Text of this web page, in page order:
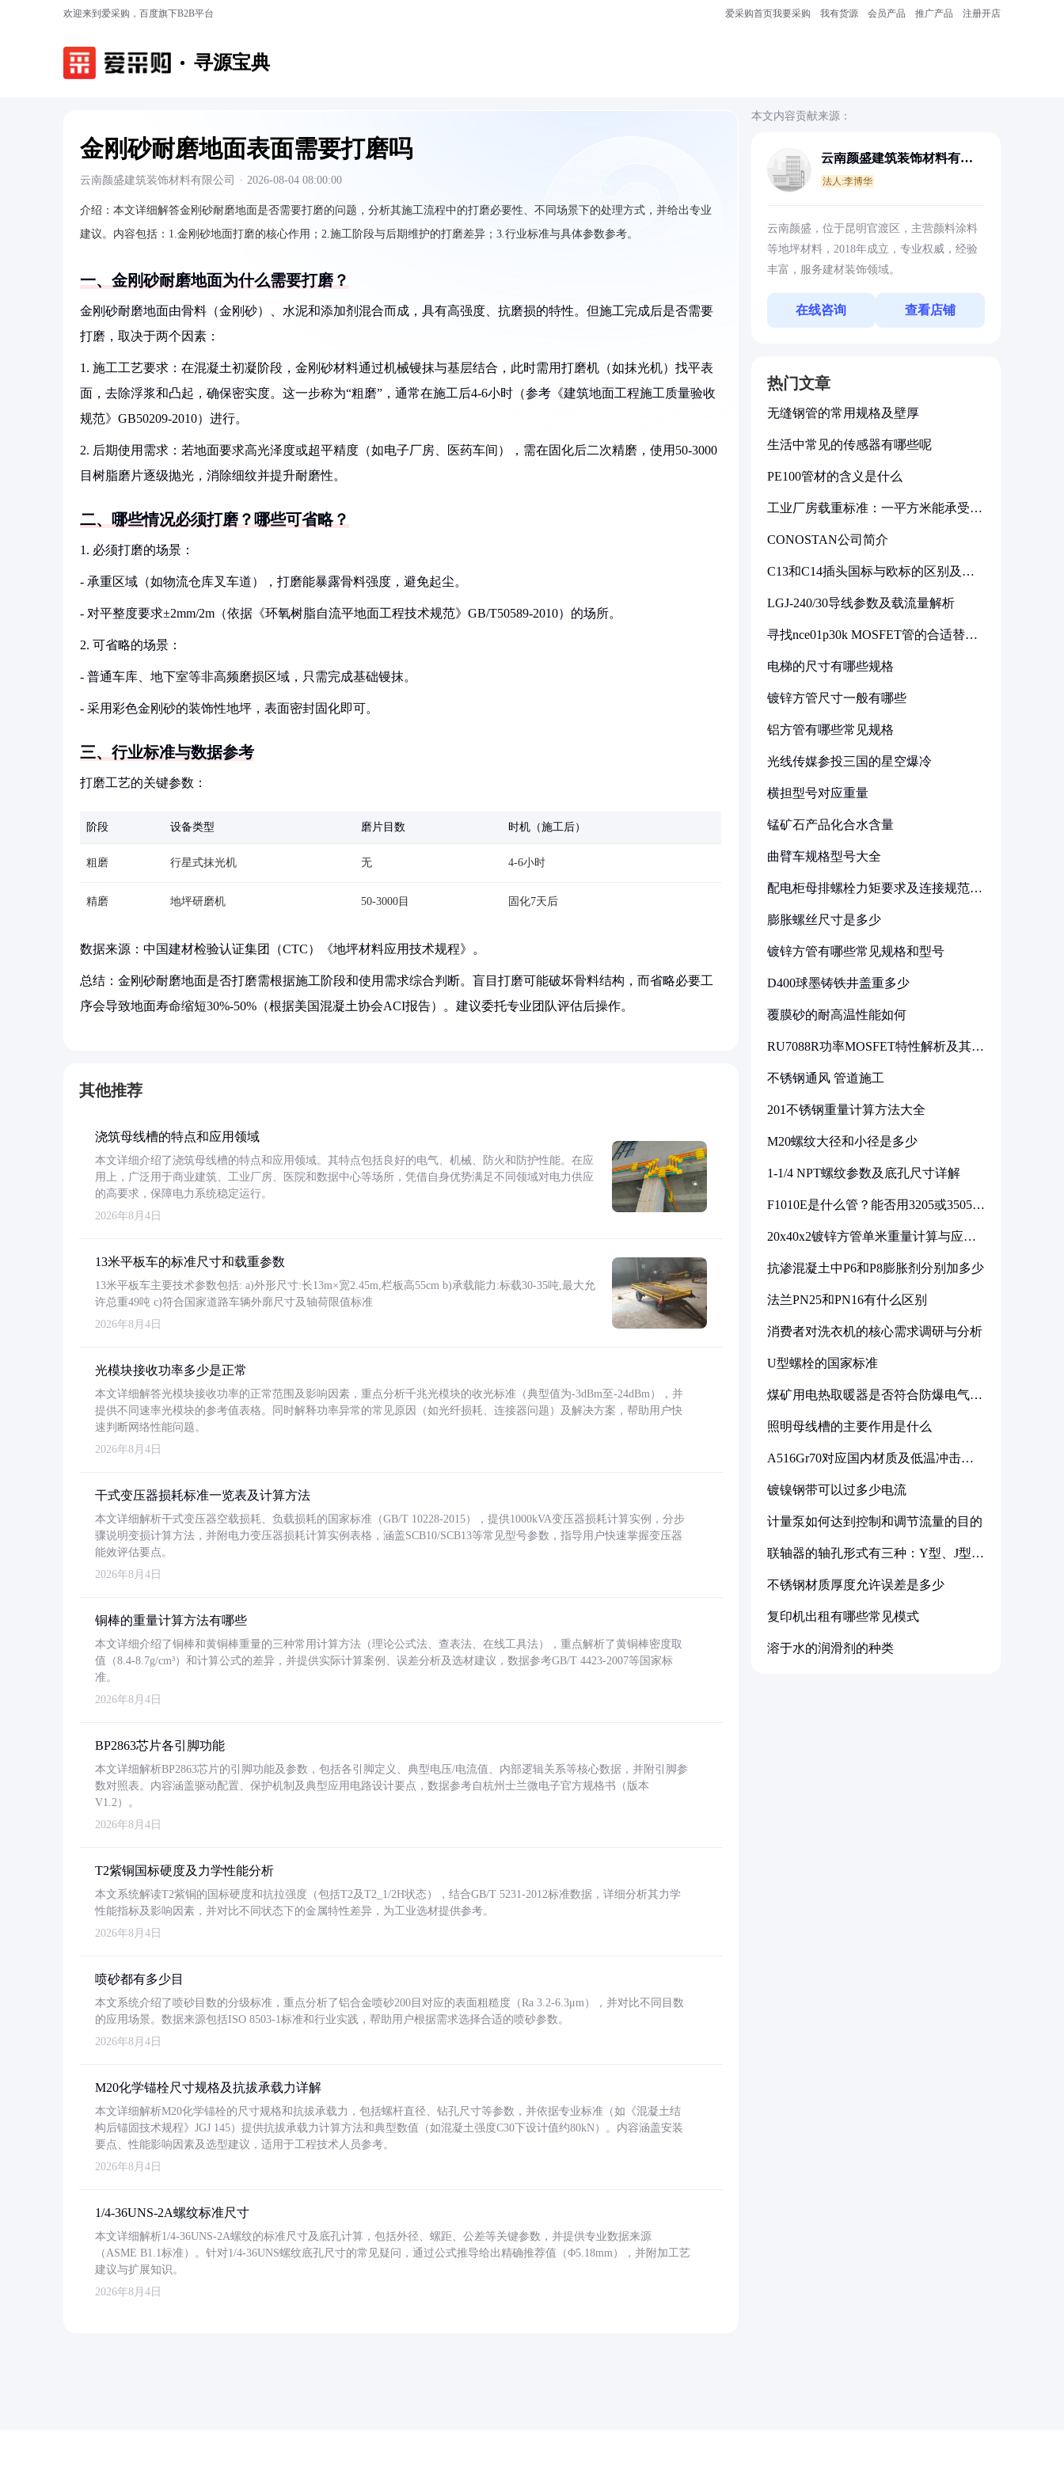
欢迎来到爱采购，百度旗下B2B平台 爱采购首页我要采购 我有货源 会员产品 推广产品 注册开店
寻源宝典
金刚砂耐磨地面表面需要打磨吗
云南颜盛建筑装饰材料有限公司 · 2026-08-04 08:00:00
介绍： 本文详细解答金刚砂耐磨地面是否需要打磨的问题，分析其施工流程中的打磨必要性、不同场景下的处理方式，并给出专业
建议。内容包括：1.金刚砂地面打磨的核心作用；2.施工阶段与后期维护的打磨差异；3.行业标准与具体参数参考。
一、金刚砂耐磨地面为什么需要打磨？
金刚砂耐磨地面由骨料（金刚砂）、水泥和添加剂混合而成，具有高强度、抗磨损的特性。但施工完成后是否需要
打磨，取决于两个因素：
1. 施工工艺要求：在混凝土初凝阶段，金刚砂材料通过机械镘抹与基层结合，此时需用打磨机（如抹光机）找平表
面，去除浮浆和凸起，确保密实度。这一步称为“粗磨”，通常在施工后4-6小时（参考《建筑地面工程施工质量验收
规范》GB50209-2010）进行。
2. 后期使用需求：若地面要求高光泽度或超平精度（如电子厂房、医药车间），需在固化后二次精磨，使用50-3000
目树脂磨片逐级抛光，消除细纹并提升耐磨性。
二、哪些情况必须打磨？哪些可省略？
1. 必须打磨的场景：
- 承重区域（如物流仓库叉车道），打磨能暴露骨料强度，避免起尘。
- 对平整度要求±2mm/2m（依据《环氧树脂自流平地面工程技术规范》GB/T50589-2010）的场所。
2. 可省略的场景：
- 普通车库、地下室等非高频磨损区域，只需完成基础镘抹。
- 采用彩色金刚砂的装饰性地坪，表面密封固化即可。
三、行业标准与数据参考
打磨工艺的关键参数：
阶段 设备类型 磨片目数 时机（施工后）
粗磨 行星式抹光机 无 4-6小时
精磨 地坪研磨机 50-3000目 固化7天后
数据来源：中国建材检验认证集团（CTC）《地坪材料应用技术规程》。
总结：金刚砂耐磨地面是否打磨需根据施工阶段和使用需求综合判断。盲目打磨可能破坏骨料结构，而省略必要工
序会导致地面寿命缩短30%-50%（根据美国混凝土协会ACI报告）。建议委托专业团队评估后操作。
其他推荐
浇筑母线槽的特点和应用领域
本文详细介绍了浇筑母线槽的特点和应用领域。其特点包括良好的电气、机械、防火和防护性能。在应
用上，广泛用于商业建筑、工业厂房、医院和数据中心等场所，凭借自身优势满足不同领域对电力供应
的高要求，保障电力系统稳定运行。
2026年8月4日
13米平板车的标准尺寸和载重参数
13米平板车主要技术参数包括: a)外形尺寸:长13m×宽2.45m,栏板高55cm b)承载能力:标载30-35吨,最大允
许总重49吨 c)符合国家道路车辆外廓尺寸及轴荷限值标准
2026年8月4日
光模块接收功率多少是正常
本文详细解答光模块接收功率的正常范围及影响因素，重点分析千兆光模块的收光标准（典型值为-3dBm至-24dBm），并
提供不同速率光模块的参考值表格。同时解释功率异常的常见原因（如光纤损耗、连接器问题）及解决方案，帮助用户快
速判断网络性能问题。
2026年8月4日
干式变压器损耗标准一览表及计算方法
本文详细解析干式变压器空载损耗、负载损耗的国家标准（GB/T 10228-2015），提供1000kVA变压器损耗计算实例，分步
骤说明变损计算方法，并附电力变压器损耗计算实例表格，涵盖SCB10/SCB13等常见型号参数，指导用户快速掌握变压器
能效评估要点。
2026年8月4日
铜棒的重量计算方法有哪些
本文详细介绍了铜棒和黄铜棒重量的三种常用计算方法（理论公式法、查表法、在线工具法），重点解析了黄铜棒密度取
值（8.4-8.7g/cm³）和计算公式的差异，并提供实际计算案例、误差分析及选材建议，数据参考GB/T 4423-2007等国家标
准。
2026年8月4日
BP2863芯片各引脚功能
本文详细解析BP2863芯片的引脚功能及参数，包括各引脚定义、典型电压/电流值、内部逻辑关系等核心数据，并附引脚参
数对照表。内容涵盖驱动配置、保护机制及典型应用电路设计要点，数据参考自杭州士兰微电子官方规格书（版本
V1.2）。
2026年8月4日
T2紫铜国标硬度及力学性能分析
本文系统解读T2紫铜的国标硬度和抗拉强度（包括T2及T2_1/2H状态），结合GB/T 5231-2012标准数据，详细分析其力学
性能指标及影响因素，并对比不同状态下的金属特性差异，为工业选材提供参考。
2026年8月4日
喷砂都有多少目
本文系统介绍了喷砂目数的分级标准，重点分析了铝合金喷砂200目对应的表面粗糙度（Ra 3.2-6.3μm），并对比不同目数
的应用场景。数据来源包括ISO 8503-1标准和行业实践，帮助用户根据需求选择合适的喷砂参数。
2026年8月4日
M20化学锚栓尺寸规格及抗拔承载力详解
本文详细解析M20化学锚栓的尺寸规格和抗拔承载力，包括螺杆直径、钻孔尺寸等参数，并依据专业标准（如《混凝土结
构后锚固技术规程》JGJ 145）提供抗拔承载力计算方法和典型数值（如混凝土强度C30下设计值约80kN）。内容涵盖安装
要点、性能影响因素及选型建议，适用于工程技术人员参考。
2026年8月4日
1/4-36UNS-2A螺纹标准尺寸
本文详细解析1/4-36UNS-2A螺纹的标准尺寸及底孔计算，包括外径、螺距、公差等关键参数，并提供专业数据来源
（ASME B1.1标准）。针对1/4-36UNS螺纹底孔尺寸的常见疑问，通过公式推导给出精确推荐值（Φ5.18mm），并附加工艺
建议与扩展知识。
2026年8月4日
本文内容贡献来源：
云南颜盛建筑装饰材料有限
法人:李博华
云南颜盛，位于昆明官渡区，主营颜料涂料
等地坪材料，2018年成立，专业权威，经验
丰富，服务建材装饰领域。
在线咨询 查看店铺
热门文章
无缝钢管的常用规格及壁厚
生活中常见的传感器有哪些呢
PE100管材的含义是什么
工业厂房载重标准：一平方米能承受多
CONOSTAN公司简介
C13和C14插头国标与欧标的区别及其
LGJ-240/30导线参数及载流量解析
寻找nce01p30k MOSFET管的合适替代
电梯的尺寸有哪些规格
镀锌方管尺寸一般有哪些
铝方管有哪些常见规格
光线传媒参投三国的星空爆冷
横担型号对应重量
锰矿石产品化合水含量
曲臂车规格型号大全
配电柜母排螺栓力矩要求及连接规范详
膨胀螺丝尺寸是多少
镀锌方管有哪些常见规格和型号
D400球墨铸铁井盖重多少
覆膜砂的耐高温性能如何
RU7088R功率MOSFET特性解析及其在
不锈钢通风 管道施工
201不锈钢重量计算方法大全
M20螺纹大径和小径是多少
1-1/4 NPT螺纹参数及底孔尺寸详解
F1010E是什么管？能否用3205或3505代
20x40x2镀锌方管单米重量计算与应用
抗渗混凝土中P6和P8膨胀剂分别加多少
法兰PN25和PN16有什么区别
消费者对洗衣机的核心需求调研与分析
U型螺栓的国家标准
煤矿用电热取暖器是否符合防爆电气设
照明母线槽的主要作用是什么
A516Gr70对应国内材质及低温冲击要
镀镍钢带可以过多少电流
计量泵如何达到控制和调节流量的目的
联轴器的轴孔形式有三种：Y型、J型、
不锈钢材质厚度允许误差是多少
复印机出租有哪些常见模式
溶于水的润滑剂的种类